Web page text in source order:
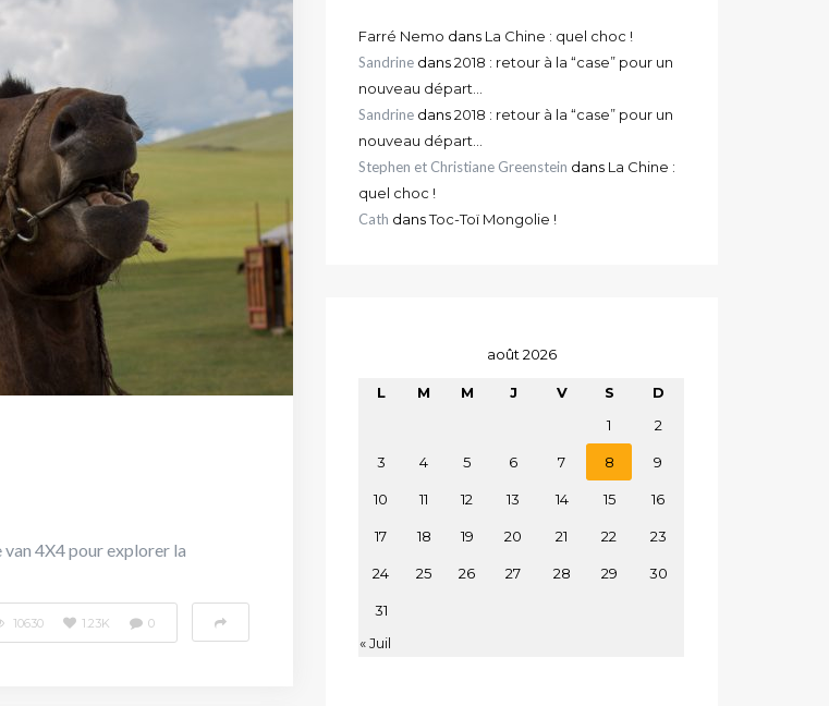
van 4X4 pour explorer la
10630 1.23K 0
Farré Nemo dans La Chine : quel choc !
Sandrine dans2018 : retour à la “case” pour un
nouveau départ…
Sandrine dans2018 : retour à la “case” pour un
nouveau départ…
Stephen et Christiane Greenstein dans La Chine :
quel choc !
Cath dansToc-Toï Mongolie !
août 2026
L M M J V S D
« Juil
1 2
3 4 5 6 7 8 9
10 11 12 13 14 15 16
17 18 19 20 21 22 23
24 25 26 27 28 29 30
31